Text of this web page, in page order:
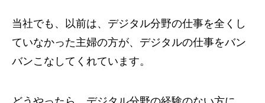
当社でも、以前は、デジタル分野の仕事を全くし
ていなかった主婦の方が、デジタルの仕事をバン
バンこなしてくれています。